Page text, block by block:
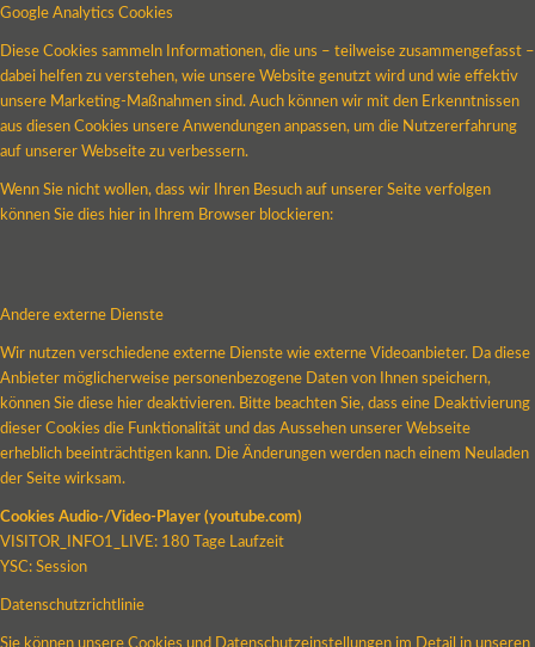
Google Analytics Cookies
Diese Cookies sammeln Informationen, die uns – teilweise zusammengefasst –
dabei helfen zu verstehen, wie unsere Website genutzt wird und wie effektiv
unsere Marketing-Maßnahmen sind. Auch können wir mit den Erkenntnissen
aus diesen Cookies unsere Anwendungen anpassen, um die Nutzererfahrung
auf unserer Webseite zu verbessern.
Wenn Sie nicht wollen, dass wir Ihren Besuch auf unserer Seite verfolgen
können Sie dies hier in Ihrem Browser blockieren:
Andere externe Dienste
Wir nutzen verschiedene externe Dienste wie externe Videoanbieter. Da diese
Anbieter möglicherweise personenbezogene Daten von Ihnen speichern,
können Sie diese hier deaktivieren. Bitte beachten Sie, dass eine Deaktivierung
dieser Cookies die Funktionalität und das Aussehen unserer Webseite
erheblich beeinträchtigen kann. Die Änderungen werden nach einem Neuladen
der Seite wirksam.
Cookies Audio-/Video-Player (youtube.com)
VISITOR_INFO1_LIVE: 180 Tage Laufzeit
YSC: Session
Datenschutzrichtlinie